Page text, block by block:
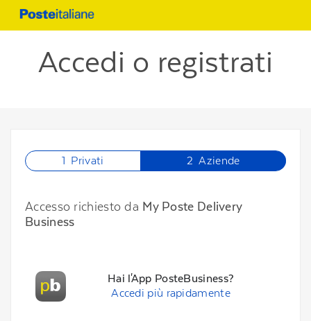
Accedi o registrati
1 Privati 2 Aziende
Accesso richiesto da My Poste Delivery
Business
Hai l'App PosteBusiness?
Accedi più rapidamente